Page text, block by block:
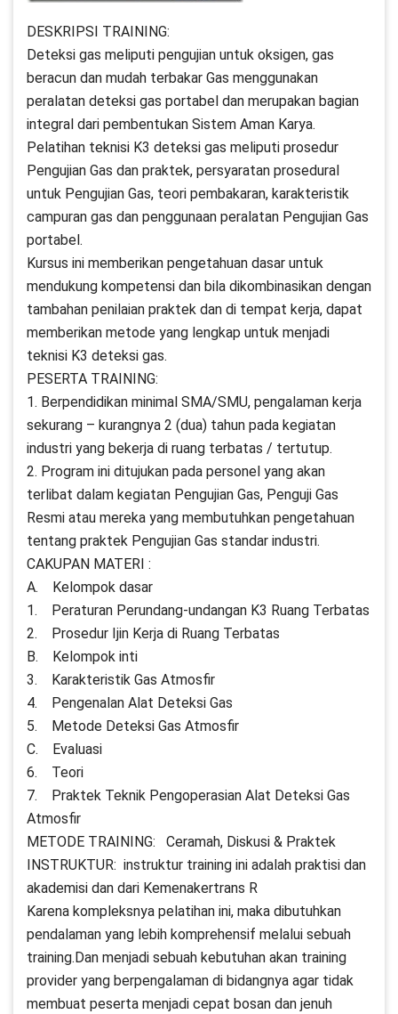
DESKRIPSI TRAINING:
Deteksi gas meliputi pengujian untuk oksigen, gas
beracun dan mudah terbakar Gas menggunakan
peralatan deteksi gas portabel dan merupakan bagian
integral dari pembentukan Sistem Aman Karya.
Pelatihan teknisi K3 deteksi gas meliputi prosedur
Pengujian Gas dan praktek, persyaratan prosedural
untuk Pengujian Gas, teori pembakaran, karakteristik
campuran gas dan penggunaan peralatan Pengujian Gas
portabel.
Kursus ini memberikan pengetahuan dasar untuk
mendukung kompetensi dan bila dikombinasikan dengan
tambahan penilaian praktek dan di tempat kerja, dapat
memberikan metode yang lengkap untuk menjadi
teknisi K3 deteksi gas.
PESERTA TRAINING:
1. Berpendidikan minimal SMA/SMU, pengalaman kerja
sekurang – kurangnya 2 (dua) tahun pada kegiatan
industri yang bekerja di ruang terbatas / tertutup.
2. Program ini ditujukan pada personel yang akan
terlibat dalam kegiatan Pengujian Gas, Penguji Gas
Resmi atau mereka yang membutuhkan pengetahuan
tentang praktek Pengujian Gas standar industri.
CAKUPAN MATERI :
A. Kelompok dasar
1. Peraturan Perundang-undangan K3 Ruang Terbatas
2. Prosedur Ijin Kerja di Ruang Terbatas
B. Kelompok inti
3. Karakteristik Gas Atmosfir
4. Pengenalan Alat Deteksi Gas
5. Metode Deteksi Gas Atmosfir
C. Evaluasi
6. Teori
7. Praktek Teknik Pengoperasian Alat Deteksi Gas
Atmosfir
METODE TRAINING: Ceramah, Diskusi & Praktek
INSTRUKTUR: instruktur training ini adalah praktisi dan
akademisi dan dari Kemenakertrans R
Karena kompleksnya pelatihan ini, maka dibutuhkan
pendalaman yang lebih komprehensif melalui sebuah
training.Dan menjadi sebuah kebutuhan akan training
provider yang berpengalaman di bidangnya agar tidak
membuat peserta menjadi cepat bosan dan jenuh